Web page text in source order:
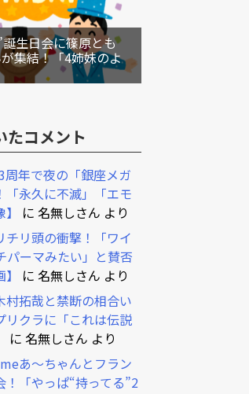
生日会に篠原とも
集結！「4姉妹のよ
たコメント
年で夜の「銀座メガ
「永久に不滅」「エモ
に 名無しさん より
チリ頭の衝撃！「ワイ
パーマみたい」と賛否
に 名無しさん より
村拓哉と禁断の相合い
リクラに「これは伝説
に 名無しさん より
あ～ちゃんとフラン
！「やっぱ“持ってる”2